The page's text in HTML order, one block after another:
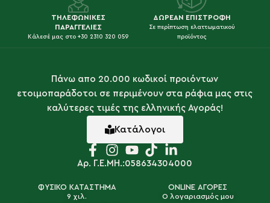
ΤΗΛΕΦΩΝΙΚΕΣ
ΠΑΡΑΓΓΕΛΙΕΣ
Κάλεσέ μας στο +30 2310 320 059
ΔΩΡΕΑΝ ΕΠΙΣΤΡΟΦΗ
Σε περίπτωση ελαττωματικού
προϊόντος
Πάνω απο 20.000 κωδικοί προιόντων
ετοιμοπαράδοτοι σε περιμένουν στα ράφια μας στις
καλύτερες τιμές της ελληνικής Αγοράς!
Κατάλογοι
Αρ. Γ.Ε.ΜΗ.:058634304000
ΦΥΣΙΚΟ ΚΑΤΑΣΤΗΜΑ
9 χιλ.
ONLINE ΑΓΟΡΕΣ
Ο λογαριασμός μου